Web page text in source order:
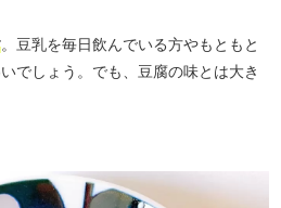
。豆乳を毎日飲んでいる方やもともと
でしょう。でも、豆腐の味とは大き